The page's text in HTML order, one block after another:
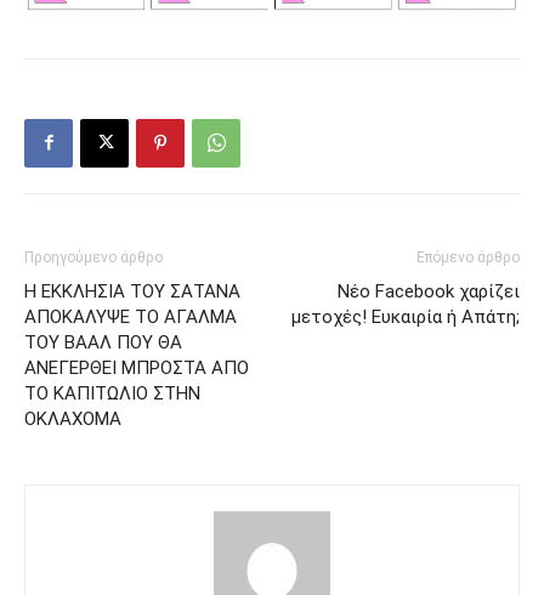
Προηγούμενο άρθρο
Η ΕΚΚΛΗΣΙΑ ΤΟΥ ΣΑΤΑΝΑ
ΑΠΟΚΑΛΥΨΕ ΤΟ ΑΓΑΛΜΑ
ΤΟΥ ΒΑΑΛ ΠΟΥ ΘΑ
ΑΝΕΓΕΡΘΕΙ ΜΠΡΟΣΤΑ ΑΠΟ
ΤΟ ΚΑΠΙΤΩΛΙΟ ΣΤΗΝ
ΟΚΛΑΧΟΜΑ
Επόμενο άρθρο
Νέο Facebook χαρίζει
μετοχές! Ευκαιρία ή Απάτη;